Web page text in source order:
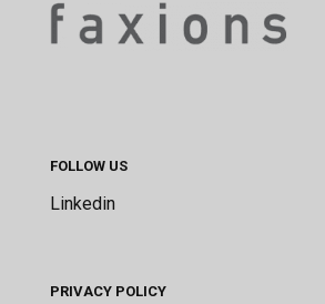
FOLLOW US
Linkedin
PRIVACY POLICY